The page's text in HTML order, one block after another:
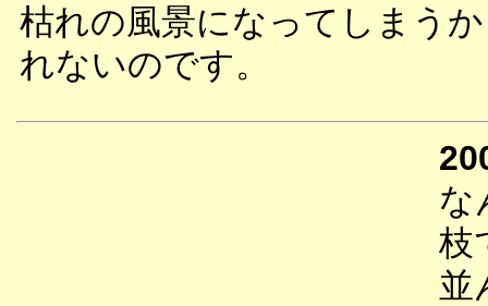
枯れの風景になってしまう
れないのです。
な
枝
並